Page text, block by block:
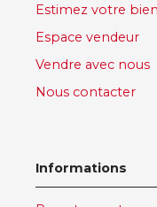
Estimez votre bien
Espace vendeur
Vendre avec nous
Nous contacter
Informations